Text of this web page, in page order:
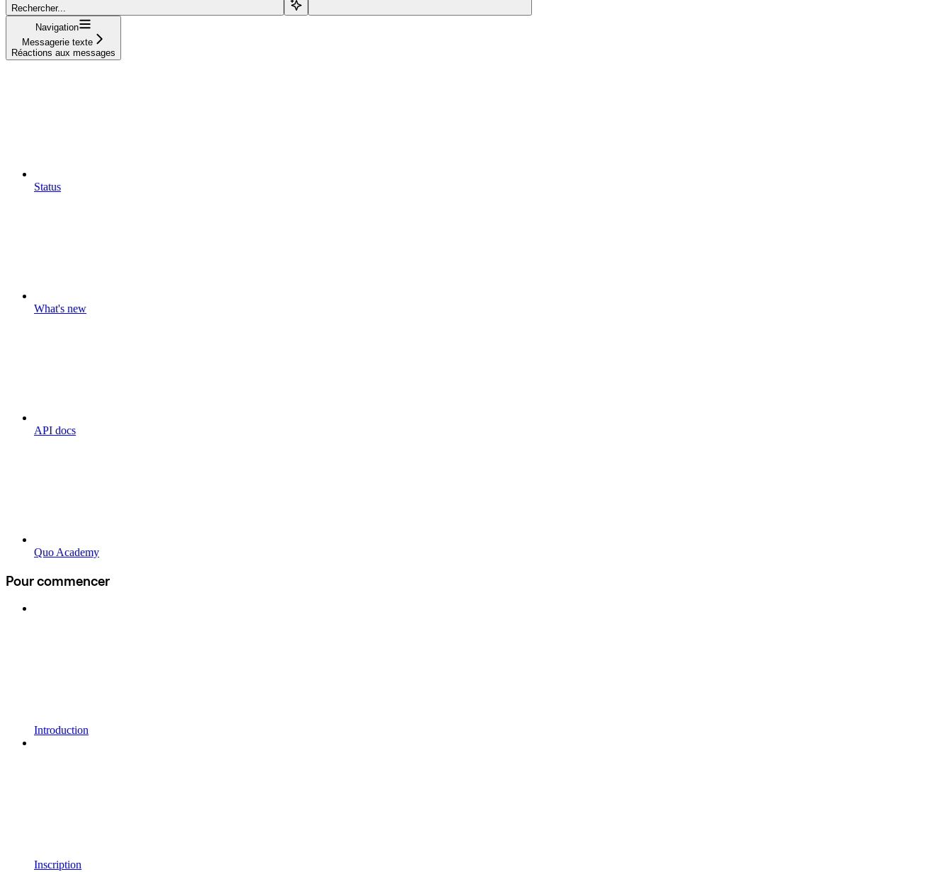
Rechercher...
Navigation
Messagerie texte
Réactions aux messages
Status
What's new
API docs
Quo Academy
Pour commencer
Introduction
Inscription